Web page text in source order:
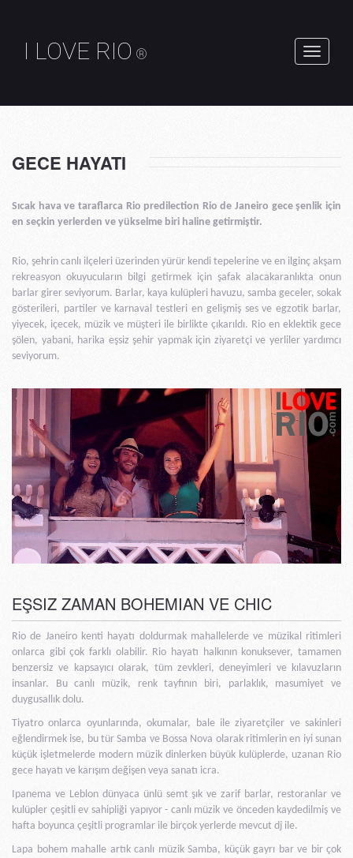
Değişim
I LOVE RIO ®
GECE HAYATI
Sıcak hava ve taraflarca Rio predilection Rio de Janeiro gece şenlik için
en seçkin yerlerden ve yükselme biri haline getirmiştir.
Rio, şehrin canlı ilçeleri üzerinden yürür kendi tepelerine ve en ilginç akşam
rekreasyon okuyucuların bilgi getirmek için şafak alacakaranlıkta onun
barlar girer seviyorum. Barlar, kaya kulüpleri havuzu, samba geceler, sokak
gösterileri, partiler ve karnaval testleri en gelişmiş ses ve egzotik barlar,
yiyecek, içecek, müzik ve müşteri ile birlikte çıkarıldı. Rio en eklektik gece
şölen, yabani, harika eşsiz şehir yapmak için ziyaretçi ve yerliler yardımcı
seviyorum.
EŞSIZ ZAMAN BOHEMIAN VE CHIC
Rio de Janeiro kenti hayatı doldurmak mahallelerde ve müzikal ritimleri
onlarca gibi çok farklı olabilir. Rio hayatı halkının konuksever, tamamen
benzersiz ve kapsayıcı olarak, tüm zevkleri, deneyimleri ve kılavuzların
insanlar. Bu canlı müzik, renk tayfının biri, parlaklık, masumiyet ve
duygusallık dolu.
Tiyatro onlarca oyunlarında, okumalar, bale ile ziyaretçiler ve sakinleri
eğlendirmek ise, bu tür Samba ve Bossa Nova olarak ritimlerin en iyi sunan
küçük işletmelerde modern müzik dinlerken büyük kulüplerde, uzanan Rio
gece hayatı ve karışım değişen veya sanatı icra.
Ipanema ve Leblon dünyaca ünlü semt şık ve zarif barlar, restoranlar ve
kulüpler çeşitli ev sahipliği yapıyor - canlı müzik ve önceden kaydedilmiş ve
hafta boyunca çeşitli programlar ile birçok yerlerde mevcut dj ile.
Lapa bohem mahalle artık canlı müzik Samba, küçük gayrı bar ve bir çok